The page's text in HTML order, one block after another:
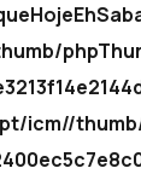
icm//